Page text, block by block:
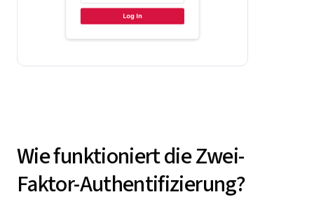
Wie funktioniert die Zwei-
Faktor-Authentifizierung?